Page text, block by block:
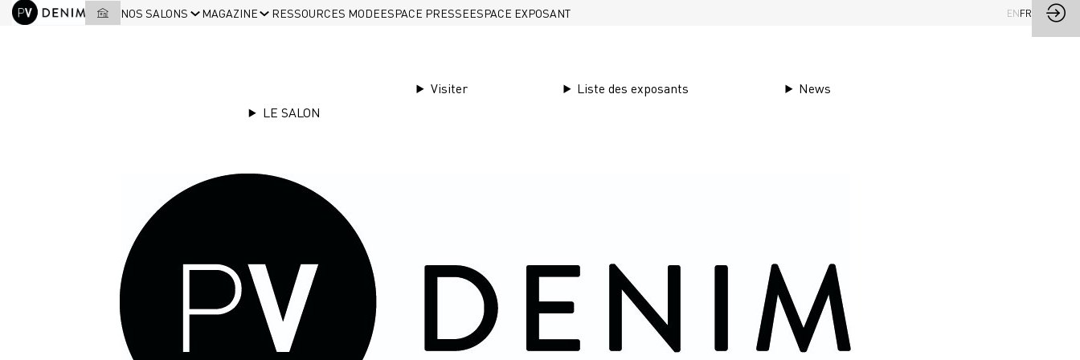
NOS SALONS MAGAZINE RESSOURCES MODEESPACE PRESSEESPACE EXPOSANT ENFR
25 - 26 novembre 2026
Les exposants (mai 26) →
E-pass bientôt disponible →
LE SALON
Visiter Liste des exposants News